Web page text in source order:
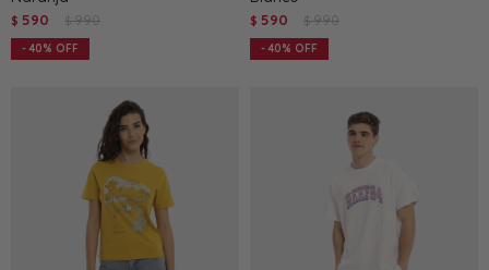
$ 590 $ 990
40
$ 590 $ 990
40